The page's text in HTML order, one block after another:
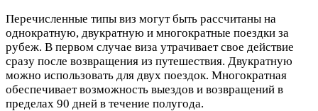
Перечисленные типы виз могут быть рассчитаны на
однократную, двукратную и многократные поездки за
рубеж. В первом случае виза утрачивает свое действие
сразу после возвращения из путешествия. Двукратную
можно использовать для двух поездок. Многократная
обеспечивает возможность выездов и возвращений в
пределах 90 дней в течение полугода.